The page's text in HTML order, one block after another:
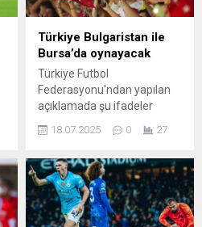
Türkiye Bulgaristan ile
Bursa’da oynayacak
Türkiye Futbol
Federasyonu'ndan yapılan
açıklamada şu ifadeler
kullanıldı: A Millî Takımımız,
2026 FIFA Dünya Kupası
Grubu'nda Kasım ayında
oynayacağı son iç saha
maçında Bulgaristan ile
Bursa'da
18.07.2025 0 27